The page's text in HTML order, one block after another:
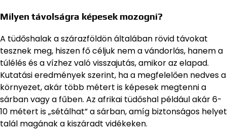
Milyen távolságra képesek mozogni?
A tüdőshalak a szárazföldön általában rövid távokat
tesznek meg, hiszen fő céljuk nem a vándorlás, hanem a
túlélés és a vízhez való visszajutás, amikor az elapad.
Kutatási eredmények szerint, ha a megfelelően nedves a
környezet, akár több métert is képesek megtenni a
sárban vagy a fűben. Az afrikai tüdőshal például akár 6-
10 métert is „sétálhat” a sárban, amíg biztonságos helyet
talál magának a kiszáradt vidékeken.